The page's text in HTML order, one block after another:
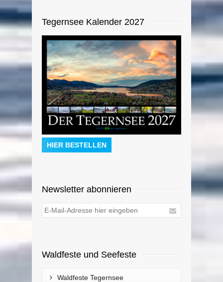
Tegernsee Kalender 2027
HIER BESTELLEN
Newsletter abonnieren
Waldfeste und Seefeste
Waldfeste Tegernsee